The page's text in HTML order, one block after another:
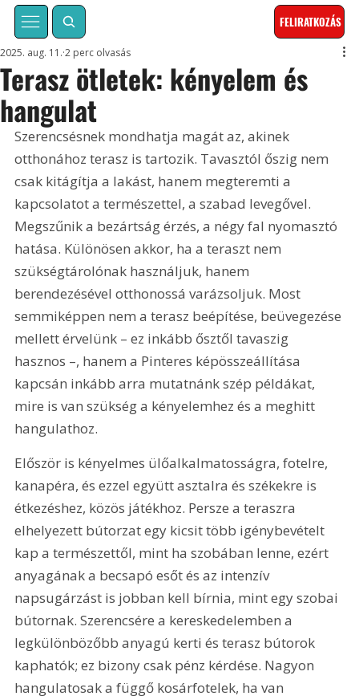
FELIRATKOZÁS
Terasz ötletek: kényelem és
hangulat
2025. aug. 11. 2 perc olvasás
Szerencsésnek mondhatja magát az, akinek
otthonához terasz is tartozik. Tavasztól őszig nem
csak kitágítja a lakást, hanem megteremti a
kapcsolatot a természettel, a szabad levegővel.
Megszűnik a bezártság érzés, a négy fal nyomasztó
hatása. Különösen akkor, ha a teraszt nem
szükségtárolónak használjuk, hanem
berendezésével otthonossá varázsoljuk. Most
semmiképpen nem a terasz beépítése, beüvegezése
mellett érvelünk – ez inkább ősztől tavaszig
hasznos –, hanem a Pinteres képösszeállítása
kapcsán inkább arra mutatnánk szép példákat,
mire is van szükség a kényelemhez és a meghitt
hangulathoz.
Először is kényelmes ülőalkalmatosságra, fotelre,
kanapéra, és ezzel együtt asztalra és székekre is
étkezéshez, közös játékhoz. Persze a teraszra
elhelyezett bútorzat egy kicsit több igénybevételt
kap a természettől, mint ha szobában lenne, ezért
anyagának a becsapó esőt és az intenzív
napsugárzást is jobban kell bírnia, mint egy szobai
bútornak. Szerencsére a kereskedelemben a
legkülönbözőbb anyagú kerti és terasz bútorok
kaphatók; ez bizony csak pénz kérdése. Nagyon
hangulatosak a függő kosárfotelek, ha van